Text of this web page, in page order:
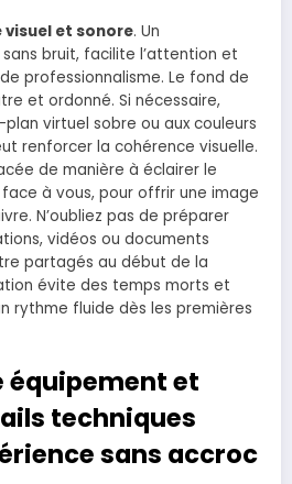
visuel et sonore. Un
bruit, facilite l’attention et
professionnalisme. Le fond de
et ordonné. Si nécessaire,
plan virtuel sobre ou aux couleurs
renforcer la cohérence visuelle.
de manière à éclairer le
à vous, pour offrir une image
N’oubliez pas de préparer
vidéos ou documents
partagés au début de la
évite des temps morts et
rythme fluide dès les premières
équipement et
techniques
sans accroc